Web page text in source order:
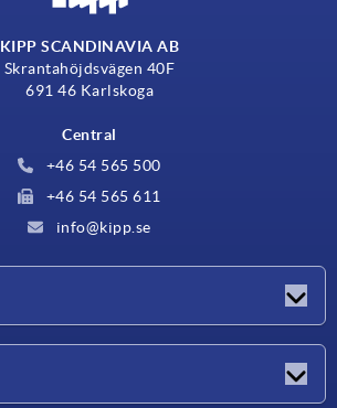
KIPP SCANDINAVIA AB
Skrantahöjdsvägen 40F
691 46 Karlskoga
Central
+46 54 565 500
+46 54 565 611
info@kipp.se